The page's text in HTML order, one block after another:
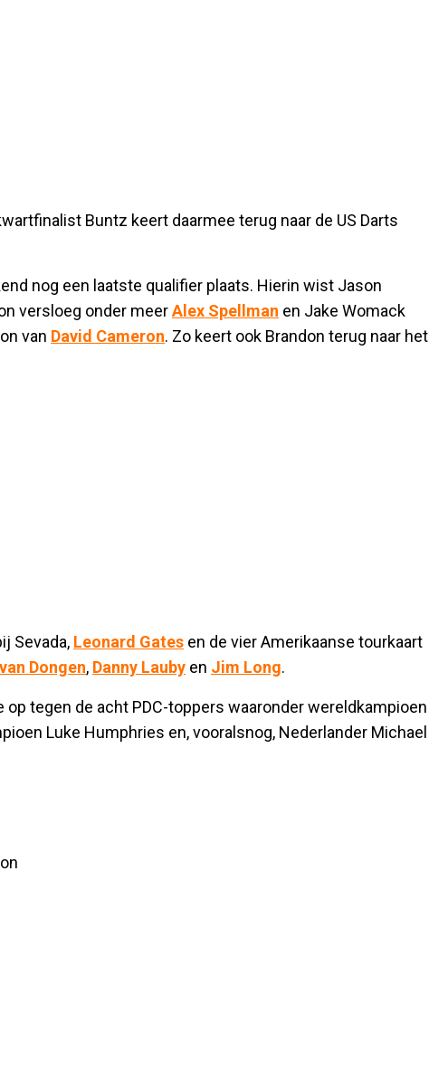
Buntz keert daarmee terug naar de US Darts
nog een laatste qualifier plaats. Hierin wist Jason
versloeg onder meerAlex Spellman en Jake Womack
van David Cameron. Zo keert ook Brandon terug naar het
Sevada, Leonard Gates en de vier Amerikaanse tourkaart
Dongen, Danny Lauby en Jim Long.
tegen de acht PDC-toppers waaronder wereldkampioen
Luke Humphries en, vooralsnog, Nederlander Michael